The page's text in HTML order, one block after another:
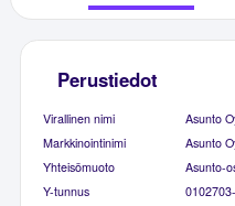
Perustiedot
Virallinen nimi
Asunto
Markkinointinimi
Asunto
Yhteisömuoto
Asunto-
Y-tunnus